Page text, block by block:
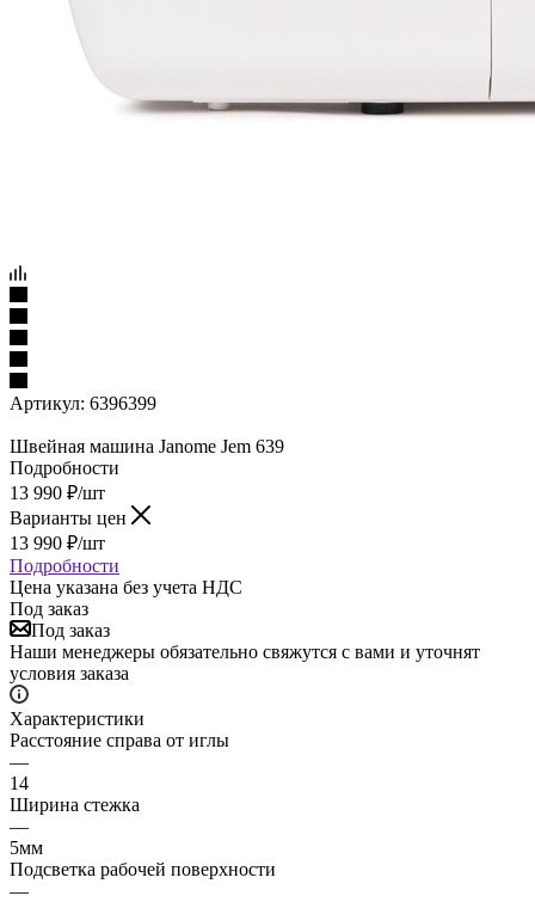
Артикул: 6396399
Швейная машина Janome Jem 639
Подробности
13 990 ₽/шт
Варианты цен
13 990 ₽/шт
Подробности
Цена указана без учета НДС
Под заказ
Под заказ
Наши менеджеры обязательно свяжутся с вами и уточнят
условия заказа
Характеристики
Расстояние справа от иглы
—
14
Ширина стежка
—
5мм
Подсветка рабочей поверхности
—